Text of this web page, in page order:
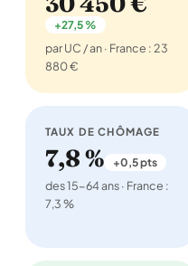
+27,5 %
par UC / an · France : 23
880 €
TAUX DE CHÔMAGE
7,8 % +0,5 pts
des 15-64 ans · France :
7,3 %